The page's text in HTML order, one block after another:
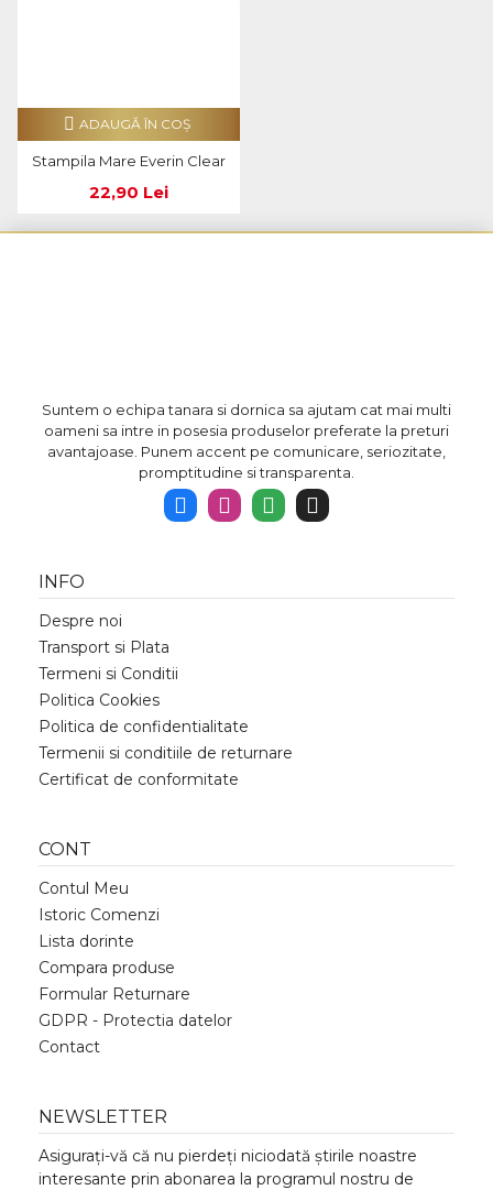
Stampila Mare Everin Clear
22,90 Lei
ADAUGĂ ÎN COŞ
Suntem o echipa tanara si dornica sa ajutam cat mai multi
oameni sa intre in posesia produselor preferate la preturi
avantajoase. Punem accent pe comunicare, seriozitate,
promptitudine si transparenta.
INFO
Despre noi
Transport si Plata
Termeni si Conditii
Politica Cookies
Politica de confidentialitate
Termenii si conditiile de returnare
Certificat de conformitate
CONT
Contul Meu
Istoric Comenzi
Lista dorinte
Compara produse
Formular Returnare
GDPR - Protectia datelor
Contact
NEWSLETTER
Asigurați-vă că nu pierdeți niciodată știrile noastre
interesante prin abonarea la programul nostru de